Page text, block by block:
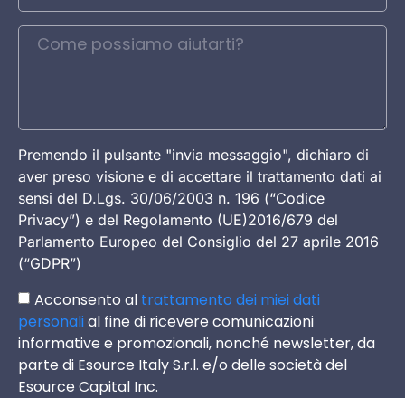
Premendo il pulsante "invia messaggio", dichiaro di
aver preso visione e di accettare il trattamento dati ai
sensi del D.Lgs. 30/06/2003 n. 196 (“Codice
Privacy”) e del Regolamento (UE)2016/679 del
Parlamento Europeo del Consiglio del 27 aprile 2016
(“GDPR”)
Acconsento al trattamento dei miei dati
personalial fine di ricevere comunicazioni
informative e promozionali, nonché newsletter, da
parte di Esource Italy S.r.l. e/o delle società del
Esource Capital Inc.